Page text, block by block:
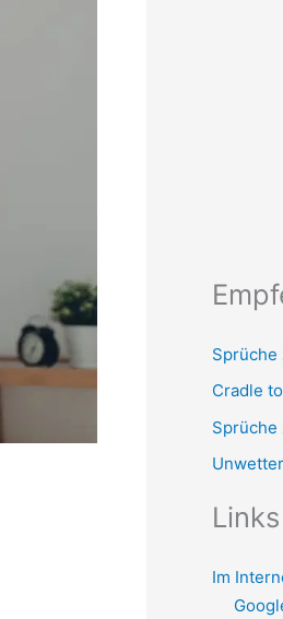
Sprüche
Cradle
Sprüche
Links
Im